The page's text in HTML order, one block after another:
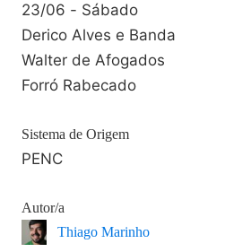
23/06 - Sábado
Derico Alves e Banda
Walter de Afogados
Forró Rabecado
Sistema de Origem
PENC
Autor/a
Thiago Marinho